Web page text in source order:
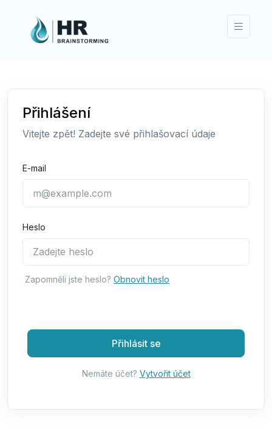
Přihlášení
Vitejte zpět! Zadejte své přihlašovací údaje
E-mail
Heslo
Zapomněli jste heslo? Obnovit heslo
Přihlásit se
Nemáte účet? Vytvořit účet